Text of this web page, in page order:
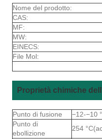
Nome del prodotto:
CAS:
MF:
MW:
EINECS:
File Mol:
Proprietà chimiche
Punto di fusione
−12-−10
Punto di
ebollizione
254